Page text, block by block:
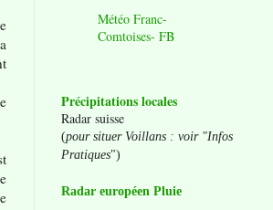
Météo Franc-
Comtoises- FB
Précipitations locales
Radar suisse
(pour situer Voillans : voir "Infos
Pratiques")
Radar européen Pluie